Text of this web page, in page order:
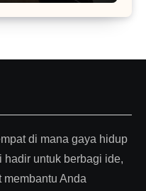
di mana gaya hidup
hadir untuk berbagi ide,
Anda